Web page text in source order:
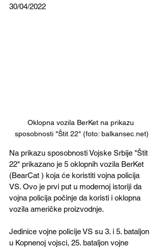
30/04/2022
Oklopna vozila BerKet na prikazu
sposobnosti "Štit 22" (foto: balkansec.net)
Na prikazu sposobnosti Vojske Srbije "Štit
22" prikazano je 5 oklopnih vozila BerKet
(BearCat ) koja će koristiti vojna policija
VS. Ovo je prvi put u modernoj istoriji da
vojna policija počinje da koristi i oklopna
vozila američke proizvodnje.
Jedinice vojne policije VS su 3. i 5. bataljon
u Kopnenoj vojsci, 25. bataljon vojne